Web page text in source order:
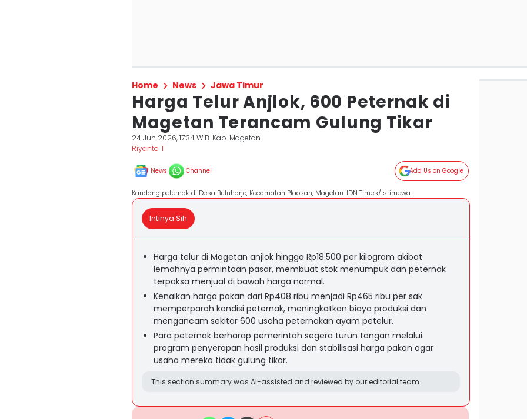
Home News Jawa Timur
Harga Telur Anjlok, 600 Peternak di
Magetan Terancam Gulung Tikar
24 Jun 2026, 17:34 WIB Kab. Magetan
Riyanto T
News Channel Add Us on Google
Kandang peternak di Desa Buluharjo, Kecamatan Plaosan, Magetan. IDN Times/Istimewa.
Intinya Sih
Harga telur di Magetan anjlok hingga Rp18.500 per kilogram akibat
lemahnya permintaan pasar, membuat stok menumpuk dan peternak
terpaksa menjual di bawah harga normal.
Kenaikan harga pakan dari Rp408 ribu menjadi Rp465 ribu per sak
memperparah kondisi peternak, meningkatkan biaya produksi dan
mengancam sekitar 600 usaha peternakan ayam petelur.
Para peternak berharap pemerintah segera turun tangan melalui
program penyerapan hasil produksi dan stabilisasi harga pakan agar
usaha mereka tidak gulung tikar.
This section summary was AI-assisted and reviewed by our editorial team.